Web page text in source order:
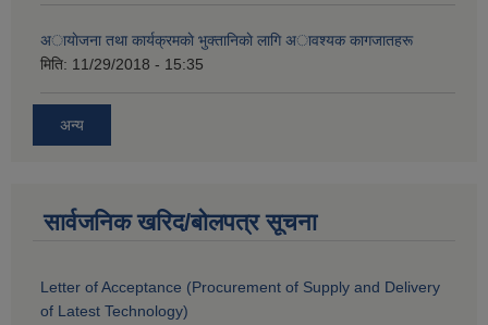
अायाेजना तथा कार्यक्रमकाे भुक्तानिकाे लागि अावश्यक कागजातहरू
मिति: 11/29/2018 - 15:35
अन्य
सार्वजनिक खरिद/बोलपत्र सूचना
Letter of Acceptance (Procurement of Supply and Delivery
of Latest Technology)